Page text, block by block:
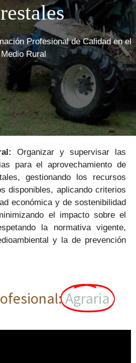
Profesional de Calidad en el
Medio Rural
Organizar y supervisar las
para el aprovechamiento de
gestionando los recursos
disponibles, aplicando criterios
económica y de sostenibilidad
el impacto sobre el
la normativa vigente,
y la de prevención
Agraria